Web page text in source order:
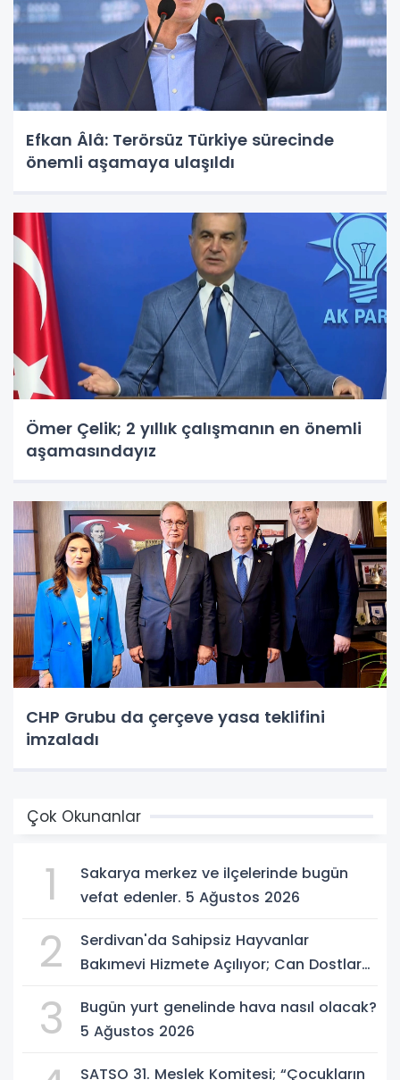
Efkan Âlâ: Terörsüz Türkiye sürecinde
önemli aşamaya ulaşıldı
Ömer Çelik; 2 yıllık çalışmanın en önemli
aşamasındayız
CHP Grubu da çerçeve yasa teklifini
imzaladı
Çok Okunanlar
1
Sakarya merkez ve ilçelerinde bugün
vefat edenler. 5 Ağustos 2026
2
Serdivan'da Sahipsiz Hayvanlar
Bakımevi Hizmete Açılıyor; Can Dostlara
3
Bugün yurt genelinde hava nasıl olacak?
5 Ağustos 2026
SATSO 31. Meslek Komitesi; “Çocukların